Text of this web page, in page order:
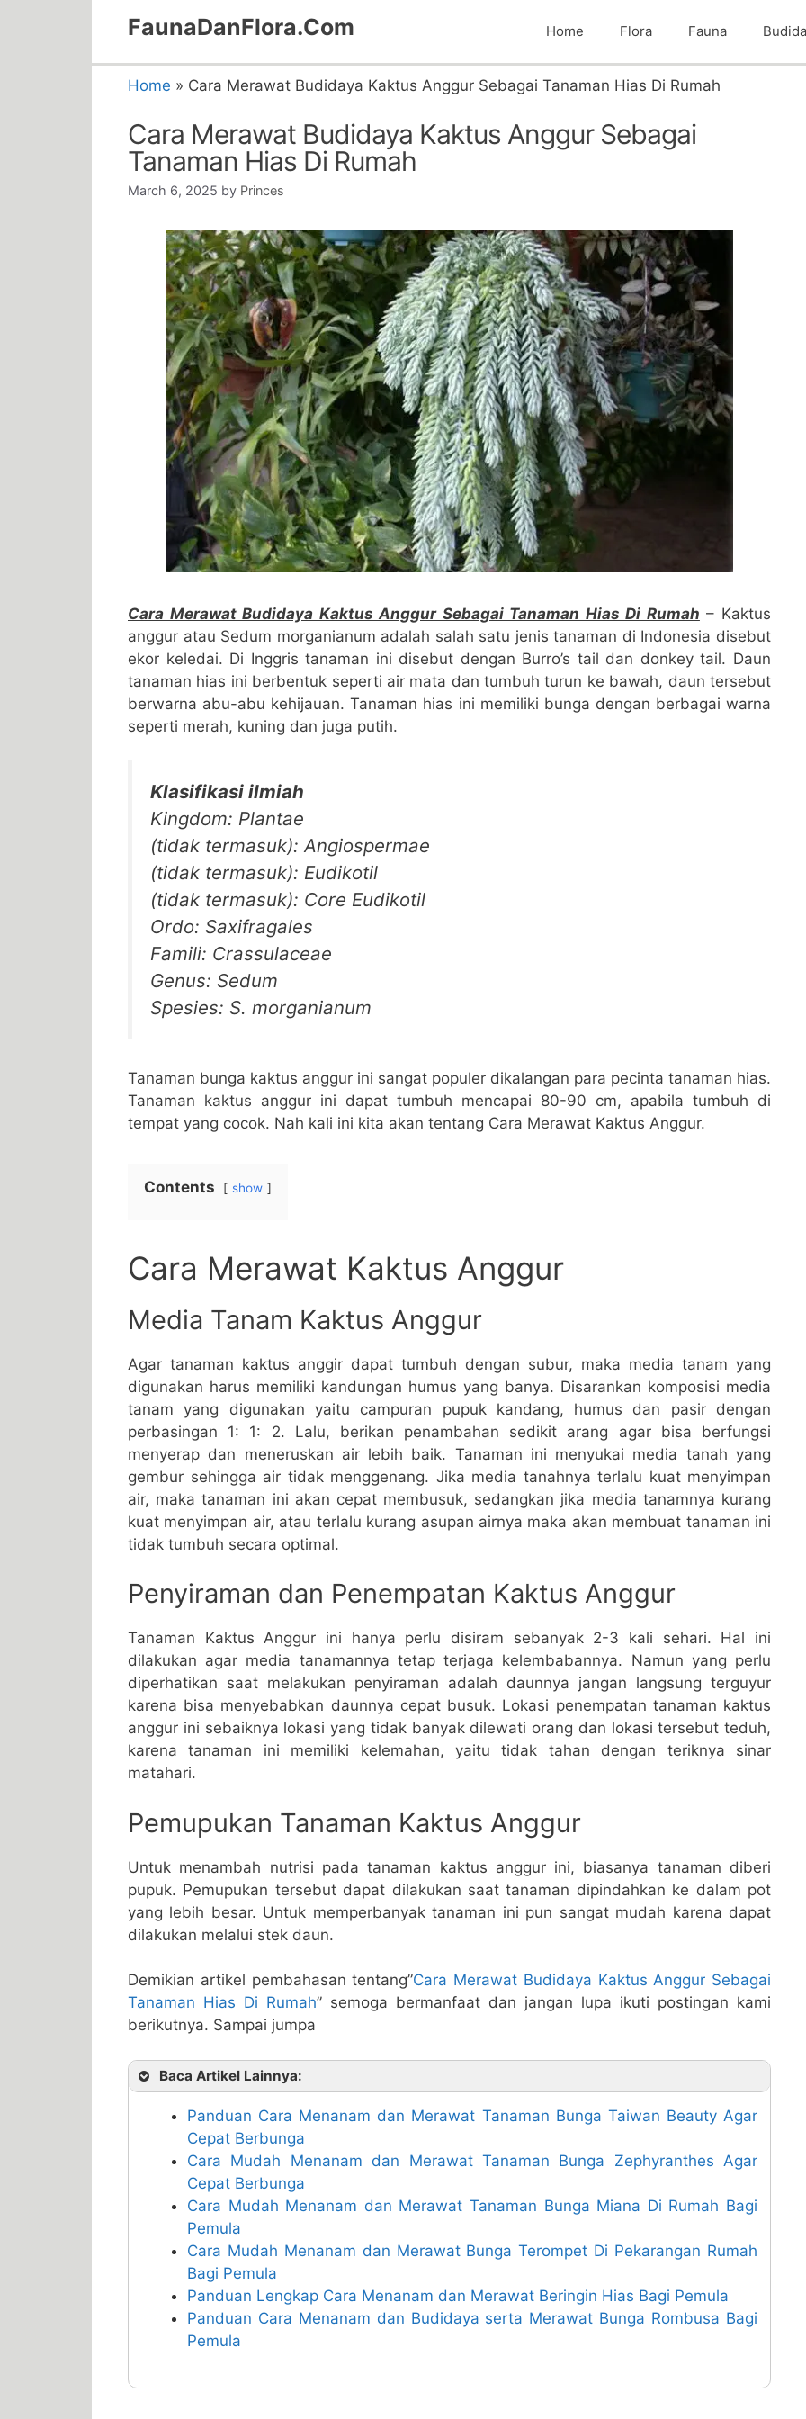
FaunaDanFlora.Com Home Flora Fauna
Home » Cara Merawat Budidaya Kaktus Anggur Sebagai Tanaman Hias Di Rumah
Cara Merawat Budidaya Kaktus Anggur Sebagai
Tanaman Hias Di Rumah
March 6, 2025 by Princes
Cara Merawat Budidaya Kaktus Anggur Sebagai Tanaman Hias Di Rumah – Kaktus
anggur atau Sedum morganianum adalah salah satu jenis tanaman di Indonesia disebut
ekor keledai. Di Inggris tanaman ini disebut dengan Burro’s tail dan donkey tail. Daun
tanaman hias ini berbentuk seperti air mata dan tumbuh turun ke bawah, daun tersebut
berwarna abu-abu kehijauan. Tanaman hias ini memiliki bunga dengan berbagai warna
seperti merah, kuning dan juga putih.
Klasifikasi ilmiah
Kingdom: Plantae
(tidak termasuk): Angiospermae
(tidak termasuk): Eudikotil
(tidak termasuk): Core Eudikotil
Ordo: Saxifragales
Famili: Crassulaceae
Genus: Sedum
Spesies: S. morganianum
Tanaman bunga kaktus anggur ini sangat populer dikalangan para pecinta tanaman hias.
Tanaman kaktus anggur ini dapat tumbuh mencapai 80-90 cm, apabila tumbuh di
tempat yang cocok. Nah kali ini kita akan tentang Cara Merawat Kaktus Anggur.
Contents show
Cara Merawat Kaktus Anggur
Media Tanam Kaktus Anggur
Agar tanaman kaktus anggir dapat tumbuh dengan subur, maka media tanam yang
digunakan harus memiliki kandungan humus yang banya. Disarankan komposisi media
tanam yang digunakan yaitu campuran pupuk kandang, humus dan pasir dengan
perbasingan 1: 1: 2. Lalu, berikan penambahan sedikit arang agar bisa berfungsi
menyerap dan meneruskan air lebih baik. Tanaman ini menyukai media tanah yang
gembur sehingga air tidak menggenang. Jika media tanahnya terlalu kuat menyimpan
air, maka tanaman ini akan cepat membusuk, sedangkan jika media tanamnya kurang
kuat menyimpan air, atau terlalu kurang asupan airnya maka akan membuat tanaman ini
tidak tumbuh secara optimal.
Penyiraman dan Penempatan Kaktus Anggur
Tanaman Kaktus Anggur ini hanya perlu disiram sebanyak 2-3 kali sehari. Hal ini
dilakukan agar media tanamannya tetap terjaga kelembabannya. Namun yang perlu
diperhatikan saat melakukan penyiraman adalah daunnya jangan langsung terguyur
karena bisa menyebabkan daunnya cepat busuk. Lokasi penempatan tanaman kaktus
anggur ini sebaiknya lokasi yang tidak banyak dilewati orang dan lokasi tersebut teduh,
karena tanaman ini memiliki kelemahan, yaitu tidak tahan dengan teriknya sinar
matahari.
Pemupukan Tanaman Kaktus Anggur
Untuk menambah nutrisi pada tanaman kaktus anggur ini, biasanya tanaman diberi
pupuk. Pemupukan tersebut dapat dilakukan saat tanaman dipindahkan ke dalam pot
yang lebih besar. Untuk memperbanyak tanaman ini pun sangat mudah karena dapat
dilakukan melalui stek daun.
Demikian artikel pembahasan tentang”Cara Merawat Budidaya Kaktus Anggur Sebagai
Tanaman Hias Di Rumah” semoga bermanfaat dan jangan lupa ikuti postingan kami
berikutnya. Sampai jumpa
Baca Artikel Lainnya:
Panduan Cara Menanam dan Merawat Tanaman Bunga Taiwan Beauty Agar
Cepat Berbunga
Cara Mudah Menanam dan Merawat Tanaman Bunga Zephyranthes Agar
Cepat Berbunga
Cara Mudah Menanam dan Merawat Tanaman Bunga Miana Di Rumah Bagi
Pemula
Cara Mudah Menanam dan Merawat Bunga Terompet Di Pekarangan Rumah
Bagi Pemula
Panduan Lengkap Cara Menanam dan Merawat Beringin Hias Bagi Pemula
Panduan Cara Menanam dan Budidaya serta Merawat Bunga Rombusa Bagi
Pemula